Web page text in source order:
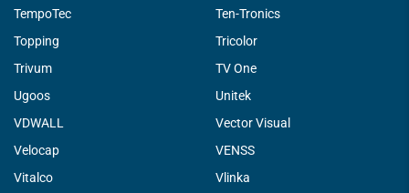
TempoTec
Ten-Tronics
Topping
Tricolor
Trivum
TV One
Ugoos
Unitek
VDWALL
Vector Visual
Velocap
VENSS
Vitalco
Vlinka